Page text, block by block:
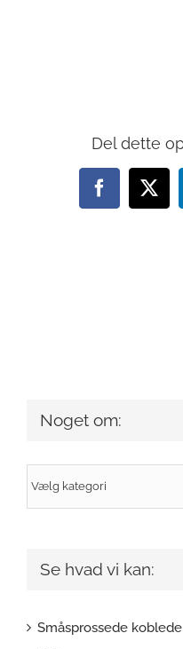
Del dette
Facebook
X
Noget om:
Noget
om:
Se hvad vi kan:
Småsprossede